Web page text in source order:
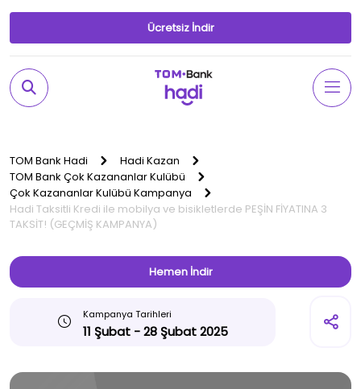
Ücretsiz İndir
TOM Bank Hadi
Hadi Kazan
TOM Bank Çok Kazananlar Kulübü
Çok Kazananlar Kulübü Kampanya
Hadi Taksitli Kredi ile mobilya ve bisikletlerde PEŞİN FİYATINA 3
TAKSİT! (GEÇMİŞ KAMPANYA)
Hemen İndir
Kampanya Tarihleri
11 Şubat - 28 Şubat 2025